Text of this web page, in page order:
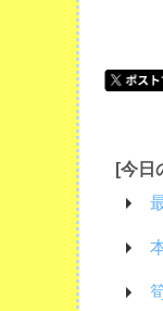
[今日